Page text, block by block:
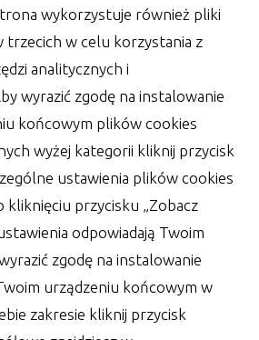
wykorzystuje również pliki
trzecich w celu korzystania z
analitycznych i
wyrazić zgodę na instalowanie
końcowym plików cookies
wyżej kategorii kliknij przycisk
ustawienia plików cookies
kliknięciu przycisku „Zobacz
odpowiadają Twoim
zgodę na instalowanie
urządzeniu końcowym w
zakresie kliknij przycisk
filmowe
mają co najmniej kilka